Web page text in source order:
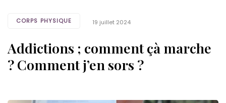
CORPS PHYSIQUE 19 juillet 2024
Addictions ; comment çà marche
? Comment j’en sors ?